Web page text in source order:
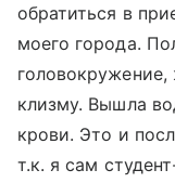
обратиться в
моего города.
клизму. Вышла
крови. Это и
т.к. я сам